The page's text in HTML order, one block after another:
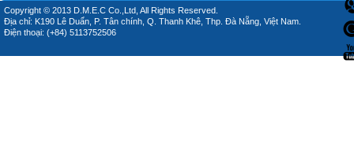
Copyright © 2013 D.M.E.C Co.,Ltd, All Rights Reserved.
Địa chỉ: K190 Lê Duẩn, P. Tân chính, Q. Thanh Khê, Thp. Đà Nẵng, Việt Nam.
Điện thoại: (+84) 5113752506